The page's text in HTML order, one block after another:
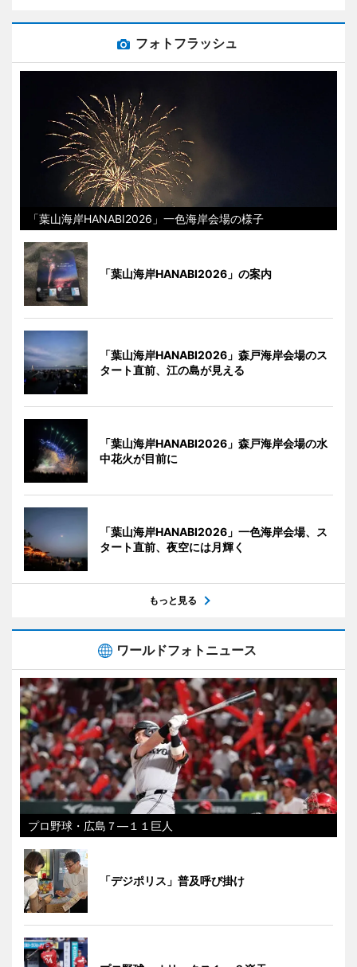
フォトフラッシュ
「葉山海岸HANABI2026」一色海岸会場の様子
「葉山海岸HANABI2026」の案内
「葉山海岸HANABI2026」森戸海岸会場のス
タート直前、江の島が見える
「葉山海岸HANABI2026」森戸海岸会場の水
中花火が目前に
「葉山海岸HANABI2026」一色海岸会場、ス
タート直前、夜空には月輝く
もっと見る
ワールドフォトニュース
プロ野球・広島７―１１巨人
「デジポリス」普及呼び掛け